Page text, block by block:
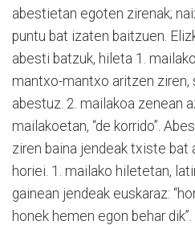
abestietan egoten zirenak;
puntu bat izaten baitzuen.
abesti batzuk, hileta 1.
mantxo-mantxo aritzen
abestuz. 2. mailakoa zenean
mailakoetan, “de korrido”.
ziren baina jendeak txiste
horiei. 1. mailako hiletetan,
gainean jendeak euskaraz:
honek hemen egon behar